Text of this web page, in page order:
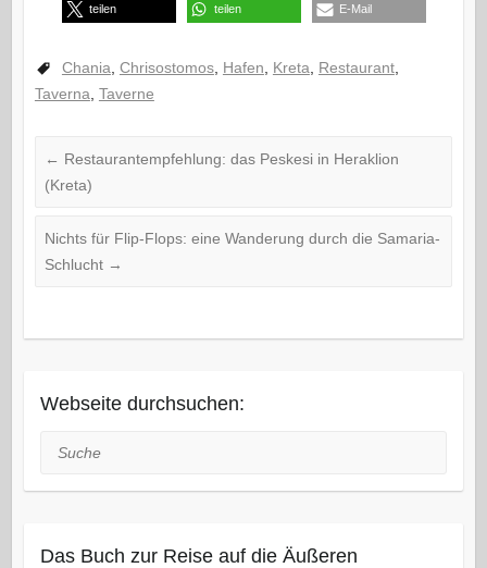
teilen teilen E-Mail
Chania Chrisostomos, Hafen Kreta Restaurant,
Taverna Taverne
← Restaurantempfehlung: das Peskesi in Heraklion
(Kreta)
Nichts für Flip-Flops: eine Wanderung durch die Samaria-
Schlucht →
Webseite durchsuchen:
Suche
Das Buch zur Reise auf die Äußeren